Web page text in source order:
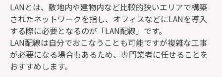
LANとは、敷地内や建物内など比較的狭いエリアで構築
されたネットワークを指し、オフィスなどにLANを導入
する際に必要となるのが「LAN配線」です。
LAN配線は自分でおこなうことも可能ですが複雑な工事
が必要になる場合もあるため、専門業者に任せることを
おすすめします。